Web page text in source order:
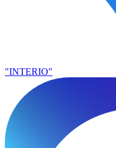
"INTERIO"